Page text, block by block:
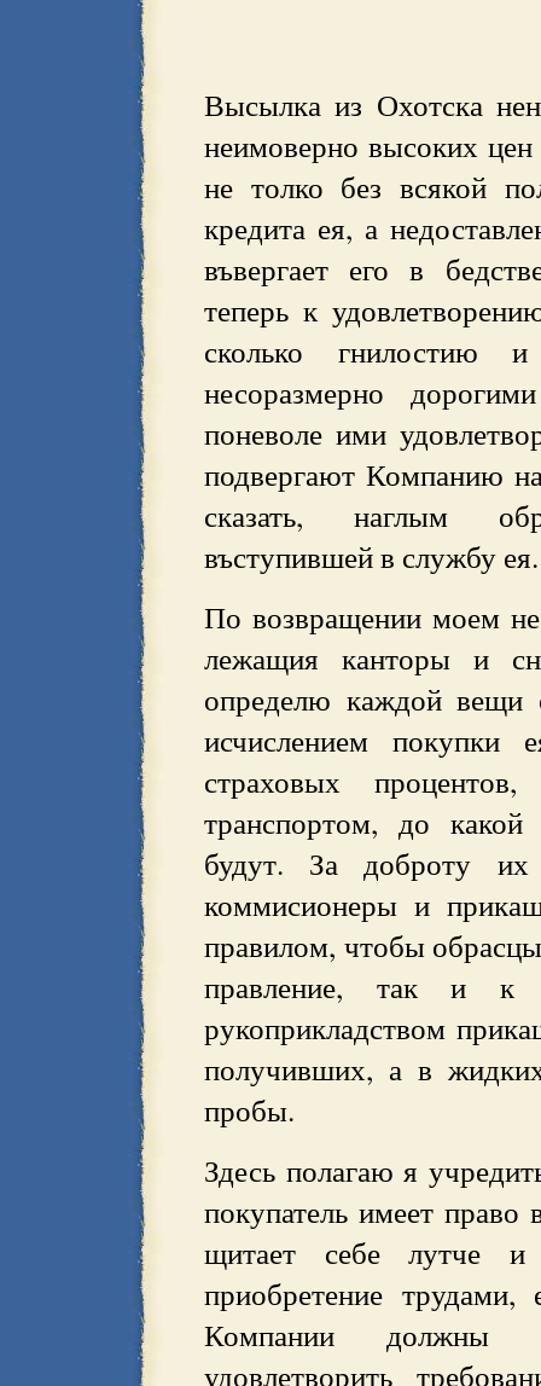
Высылка из Охотска
неимоверно высоких
не толко без всякой
кредита ея, а
въвергает его в
теперь к
сколько гнилостию
несоразмерно
поневоле ими
подвергают Компанию
сказать, наглым
въступившей в службу ея.
По возвращении моем
лежащия канторы и
определю каждой
исчислением покупки
страховых
транспортом, до
будут. За доброту их
коммисионеры и
правилом, чтобы
правление, так и к
рукоприкладством
получивших, а в
пробы.
Здесь полагаю я
покупатель имеет право
щитает себе лутче
приобретение
Компании должны
удовлетворить